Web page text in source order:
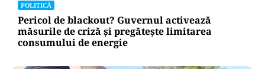
POLITICĂ
Pericol de blackout? Guvernul activează
măsurile de criză și pregătește limitarea
consumului de energie